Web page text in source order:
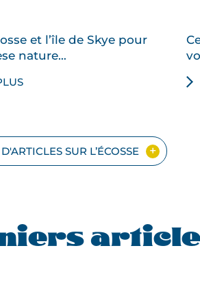
et l’île de Skye pour
nature…
évader
SUR L’ÉCOSSE